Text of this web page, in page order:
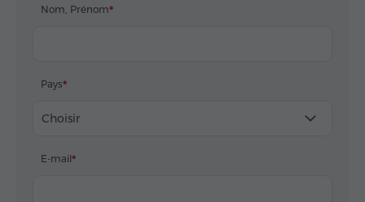
Nom, Prénom
Pays
Choisir
E-mail